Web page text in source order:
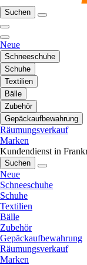
Suchen
Neue
Schneeschuhe
Schuhe
Textilien
Bälle
Zubehör
Gepäckaufbewahrung
Räumungsverkauf
Marken
Kundendienst in
Suchen
Neue
Schneeschuhe
Schuhe
Textilien
Bälle
Zubehör
Gepäckaufbewahrung
Räumungsverkauf
Marken